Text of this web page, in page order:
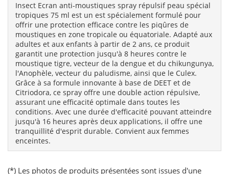
Insect Ecran anti-moustiques spray répulsif peau spécial
tropiques 75 ml est un est spécialement formulé pour
offrir une protection efficace contre les piqûres de
moustiques en zone tropicale ou équatoriale. Adapté aux
adultes et aux enfants à partir de 2 ans, ce produit
garantit une protection jusqu'à 8 heures contre le
moustique tigre, vecteur de la dengue et du chikungunya,
l'Anophèle, vecteur du paludisme, ainsi que le Culex.
Grâce à sa formule innovante à base de DEET et de
Citriodora, ce spray offre une double action répulsive,
assurant une efficacité optimale dans toutes les
conditions. Avec une durée d'efficacité pouvant atteindre
jusqu'à 16 heures après deux applications, il offre une
tranquillité d'esprit durable. Convient aux femmes
enceintes.
(*) Les photos de produits présentées sont issues d'une